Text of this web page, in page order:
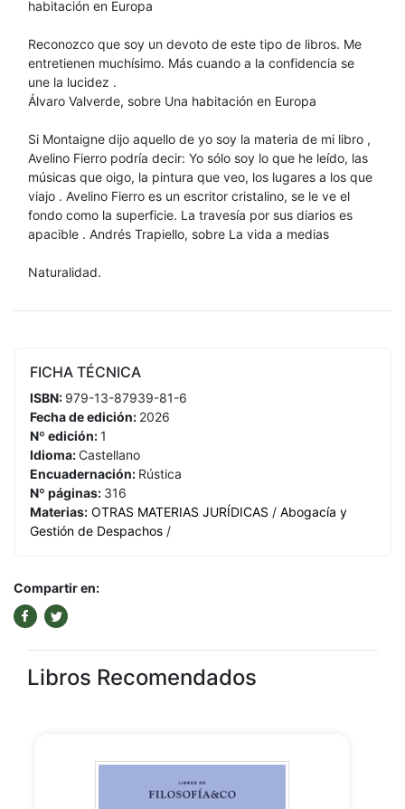
habitación en Europa
Reconozco que soy un devoto de este tipo de libros. Me
entretienen muchísimo. Más cuando a la confidencia se
une la lucidez .
Álvaro Valverde, sobre Una habitación en Europa
Si Montaigne dijo aquello de yo soy la materia de mi libro ,
Avelino Fierro podría decir: Yo sólo soy lo que he leído, las
músicas que oigo, la pintura que veo, los lugares a los que
viajo . Avelino Fierro es un escritor cristalino, se le ve el
fondo como la superficie. La travesía por sus diarios es
apacible . Andrés Trapiello, sobre La vida a medias
Naturalidad.
FICHA TÉCNICA
ISBN: 979-13-87939-81-6
Fecha de edición: 2026
Nº edición:1
Idioma:Castellano
Encuadernación: Rústica
Nº páginas: 316
Materias: OTRAS MATERIAS JURÍDICAS / Abogacía y
Gestión de Despachos /
Compartir en:
Libros Recomendados